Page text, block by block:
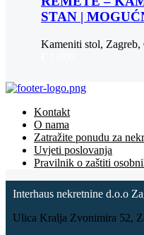
STAN |
Kameniti stol, Zagreb,
Kontakt
O nama
Zatražite ponudu za
Uvjeti poslovanja
Pravilnik o zaštiti
Interhaus nekretnine d.o.o
Ulica Kralja Zvonimira 52,